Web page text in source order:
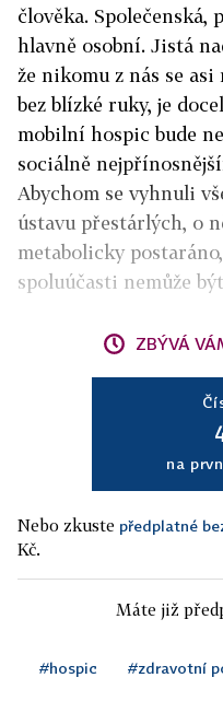
člověka.
hlavně osobní. Jistá
že nikomu z nás se
bez blízké ruky, je
mobilní hospic bude
sociálně
Abychom se vyhnuli
ústavu přestárlých, o
metabolicky
spoluúčasti nemůže
ZBÝVÁ
na
Nebo zkuste předplatné
Kč.
Máte již
#hospic #zdravotní